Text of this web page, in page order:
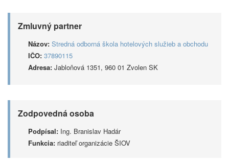
Zmluvný partner
Názov: Stredná odborná škola hotelových služieb a obchodu
IČO: 37890115
Adresa: Jabloňová 1351, 960 01 Zvolen SK
Zodpovedná osoba
Podpísal: Ing. Branislav Hadár
Funkcia: riaditeľ organizácie ŠIOV